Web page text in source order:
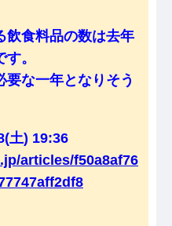
飲食料品の数は去年
。
な一年となりそう
土) 19:36
articles/f50a8af76